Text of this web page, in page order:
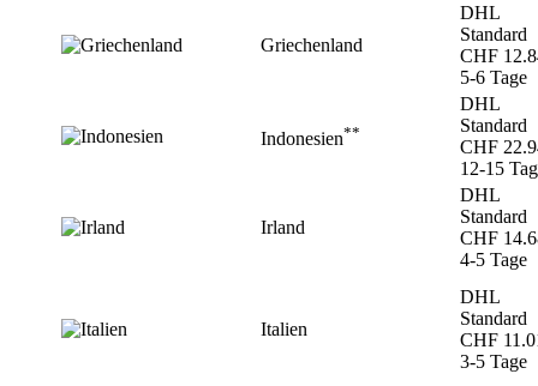
Griechenland
DHL
Standard
CHF
5-6 Tage
Indonesien**
DHL
Standard
CHF
12-15
Irland
DHL
Standard
CHF
4-5 Tage
Italien
DHL
Standard
CHF
3-5 Tage